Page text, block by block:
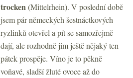
trocken(Mittelrhein). V poslední době
jsem pár německých šestnáctkových
ryzlinků otevřel a pít se samozřejmě
dají, ale rozhodně jim ještě nějaký ten
pátek prospěje. Víno je to pěkně
voňavé, sladší žluté ovoce až do